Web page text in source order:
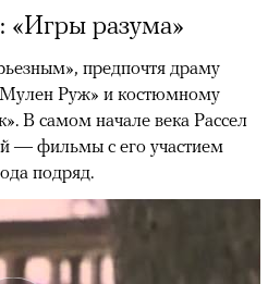
«Игры разума»
предпочтя драму
Руж» и костюмному
В самом начале века Рассел
— фильмы с его участием
подряд.